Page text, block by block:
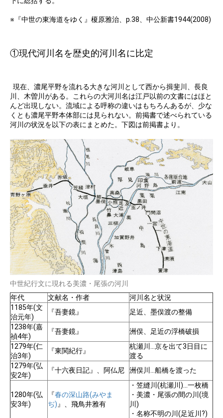
※『中世の東海道をゆく』榎原雅治、p.38、中公新書1944(2008)
①現代河川名を歴史的河川名に比定
現在、濃尾平野を流れる大きな河川として西から揖斐川、長良
川、木曽川がある。これらの大河川名は江戸以前の文書にはほと
んど出現しない。流域による呼称の違いはもちろんあるが、少な
くとも濃尾平野本体部には見られない。前掲書で述べられている
河川の状況を以下の表にまとめた。下図は前掲書より。
中世紀行文に現れる美濃・尾張の河川
年代
文献名・作者
河川名と状況
1185年(文
治元年)
『吾妻鏡』
足近、墨俣渡の整備
1238年(嘉
禎4年)
『吾妻鏡』
洲俣、足近の浮橋破損
1279年(仁
治3年)
『東関紀行』
杭瀬川…京を出て3日目に
渡る
1279年(弘
安2年)
『十六夜日記』、阿仏尼 洲俣川…船橋を渡った
1280年(弘
安3年)
『春の深山路(みやま
ぢ) 』、飛鳥井雅有
・笠縫川(杭瀬川)…一枚橋
・美濃・尾張の間の川(境
川)
・名称不明の川(足近川?)